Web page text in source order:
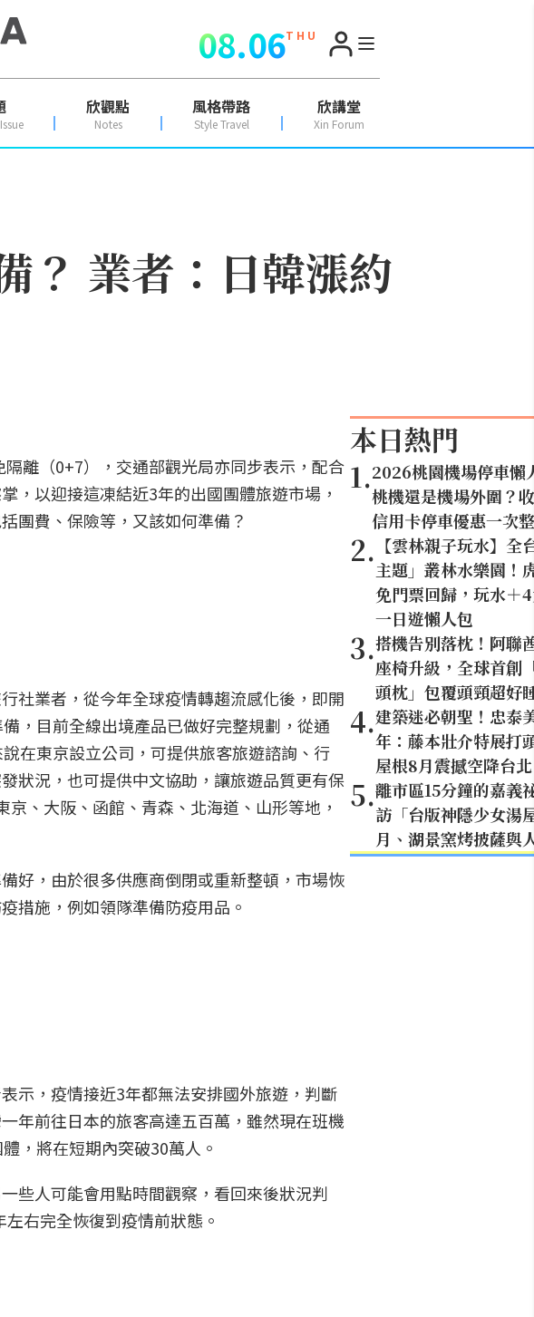
08.06T H U
欣觀點
Notes
風格帶路
Style Travel
欣講堂
Xin Forum
？ 業者：日韓漲約
離（0+7），交通部觀光局亦同步表示，配合
，以迎接這凍結近3年的出國團體旅遊市場，
團費、保險等，又該如何準備？
社業者，從今年全球疫情轉趨流感化後，即開
，目前全線出境產品已做好完整規劃，從通
在東京設立公司，可提供旅客旅遊諮詢、行
狀況，也可提供中文協助，讓旅遊品質更有保
、大阪、函館、青森、北海道、山形等地，
好，由於很多供應商倒閉或重新整頓，市場恢
措施，例如領隊準備防疫用品。
示，疫情接近3年都無法安排國外旅遊，判斷
年前往日本的旅客高達五百萬，雖然現在班機
，將在短期內突破30萬人。
些人可能會用點時間觀察，看回來後狀況判
右完全恢復到疫情前狀態。
本日熱門
1.2026桃園機場停車懶
桃機還是機場外圍？
信用卡停車優惠一次
2. 【雲林親子玩水】全
主題」叢林水樂園！
免門票回歸，玩水＋
一日遊懶人包
3.搭機告別落枕！阿聯
座椅升級，全球首
頭枕」包覆頭頸超好
4.建築迷必朝聖！忠泰
年：藤本壯介特展打
屋根8月震撼空降台北
5.離市區15分鐘的嘉義
訪「台版神隱少女湯
月、湖景窯烤披薩與